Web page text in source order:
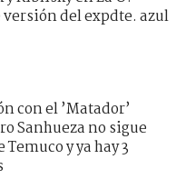
del expdte. azul
con el ’Matador’
Sanhueza no sigue
Temuco y ya hay 3